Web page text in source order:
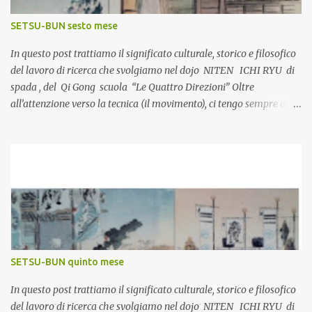
SETSU-BUN sesto mese
In questo post trattiamo il significato culturale, storico e filosofico
del lavoro di ricerca che svolgiamo nel dojo NITEN ICHI RYU di
spada , del Qi Gong scuola “Le Quattro Direzioni” Oltre
all’attenzione verso la tecnica (il movimento), ci tengo sempre ad
varie fasi di apprendimento che l’arte impone, guidando la crescita
personale del praticante. #qigongesalute #maestriqigong
#personaltrainerolistico #riflessologiabenessere
#determinazioneartigiapponesi www.duecieli.it ® Quando
l’inverno si trasforma in primavera setsu bun: sesto mese Nelle
campagne del Giappone , le principali celebrazioni religiose si
tengono generalmente in autunno, ma nella capitale, e in a...
SETSU-BUN quinto mese
In questo post trattiamo il significato culturale, storico e filosofico
del lavoro di ricerca che svolgiamo nel dojo NITEN ICHI RYU di